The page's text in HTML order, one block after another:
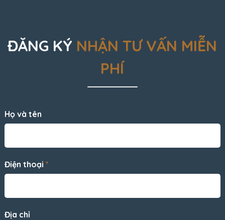
ĐĂNG KÝ NHẬN TƯ VẤN MIỄN
PHÍ
Họ và tên
Điện thoại *
Địa chỉ